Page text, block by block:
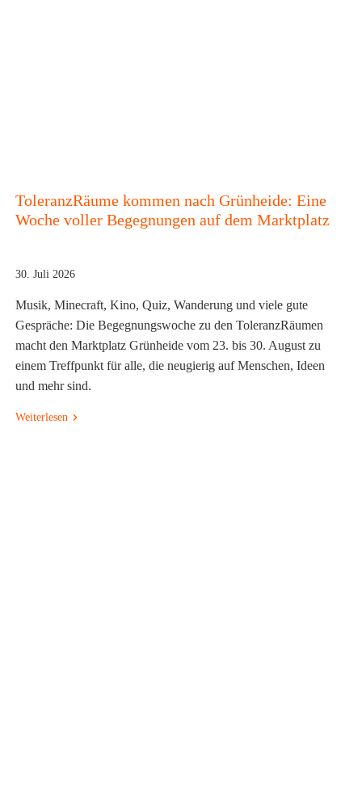
ToleranzRäume kommen nach Grünheide: Eine
Woche voller Begegnungen auf dem Marktplatz
30. Juli 2026
Musik, Minecraft, Kino, Quiz, Wanderung und viele gute
Gespräche: Die Begegnungswoche zu den ToleranzRäumen
macht den Marktplatz Grünheide vom 23. bis 30. August zu
einem Treffpunkt für alle, die neugierig auf Menschen, Ideen
und mehr sind.
Weiterlesen